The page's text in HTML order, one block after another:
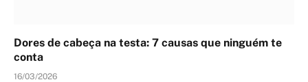
Dores de cabeça na testa: 7 causas que ninguém te
conta
16/03/2026